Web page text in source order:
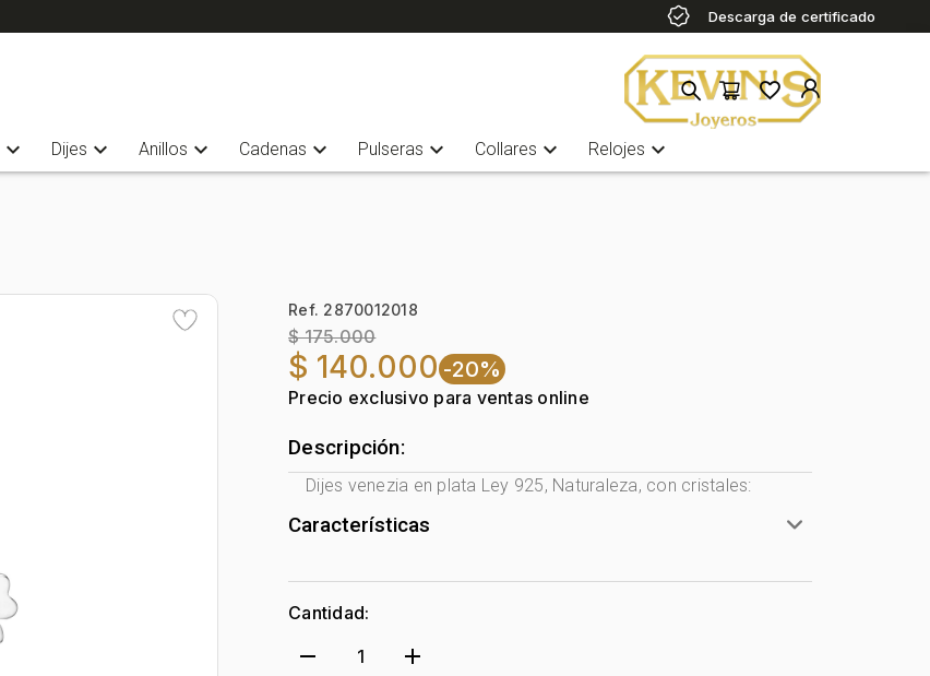
Descarga de certificado
expand_more Dijes expand_more Anillos expand_more Cadenas expand_more Pulseras expand_more Collares expand_more Relojes expand_more
Ref. 2870012018
$ 175.000
$ 140.000-20%
Precio exclusivo para ventas online
Descripción:
Dijes venezia en plata Ley 925, Naturaleza, con cristales:
Características
Género: Mujer
Tono Metal:
Metal: Plata Ley 925
Forma:
Naturaleza
Cantidad:
remove 1 add